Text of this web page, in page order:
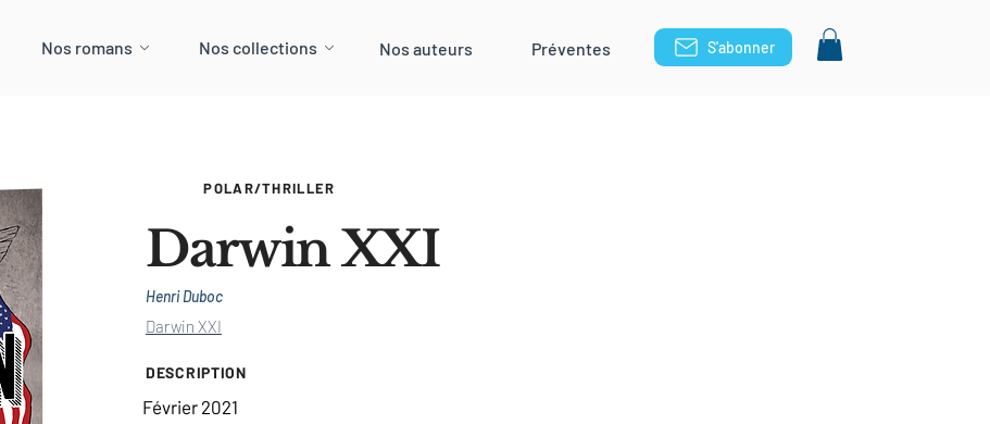
Nos romans Nos collections Nos auteurs Préventes S'abonner
POLAR/THRILLER
Darwin XXI
Henri Duboc
Darwin XXI
DESCRIPTION
Février 2021